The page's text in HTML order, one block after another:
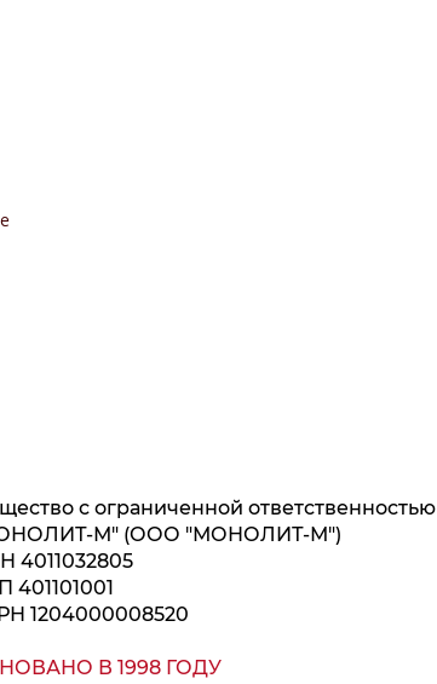
с ограниченной ответственностью
М" (ООО "МОНОЛИТ-М")
4011032805
401101001
1204000008520
В 1998 ГОДУ